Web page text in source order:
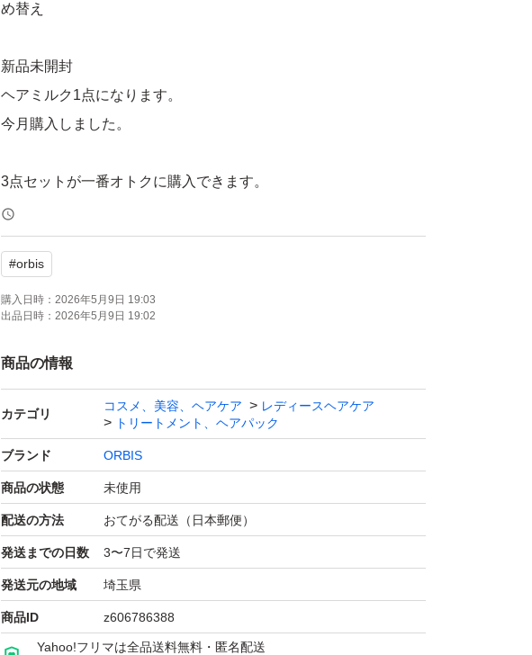
め替え
新品未開封
ヘアミルク1点になります。
今月購入しました。
3点セットが一番オトクに購入できます。
出品しておりますのでご検討ください
OPP等にはいれず、そのまま発送
開封後はメーカー元へ問い合わせはください。
ーーーーー
購入後のメッセージは梱包時に行っております。
遅くなる場合もございますがご理解ください。
再出品、専用出品可→お気軽にご質問下さい。
#orbis
購入日時： 2026年5月9日 19:03
出品日時： 2026年5月9日 19:02
商品の情報
カテゴリ
コスメ、美容、ヘアケア
レディースヘアケア
トリートメント、ヘアパック
ブランド ORBIS
商品の状態 未使用
配送の方法 おてがる配送（日本郵便）
発送までの日数 3〜7日で発送
発送元の地域 埼玉県
商品ID z606786388
Yahoo!フリマは全品送料無料・匿名配送